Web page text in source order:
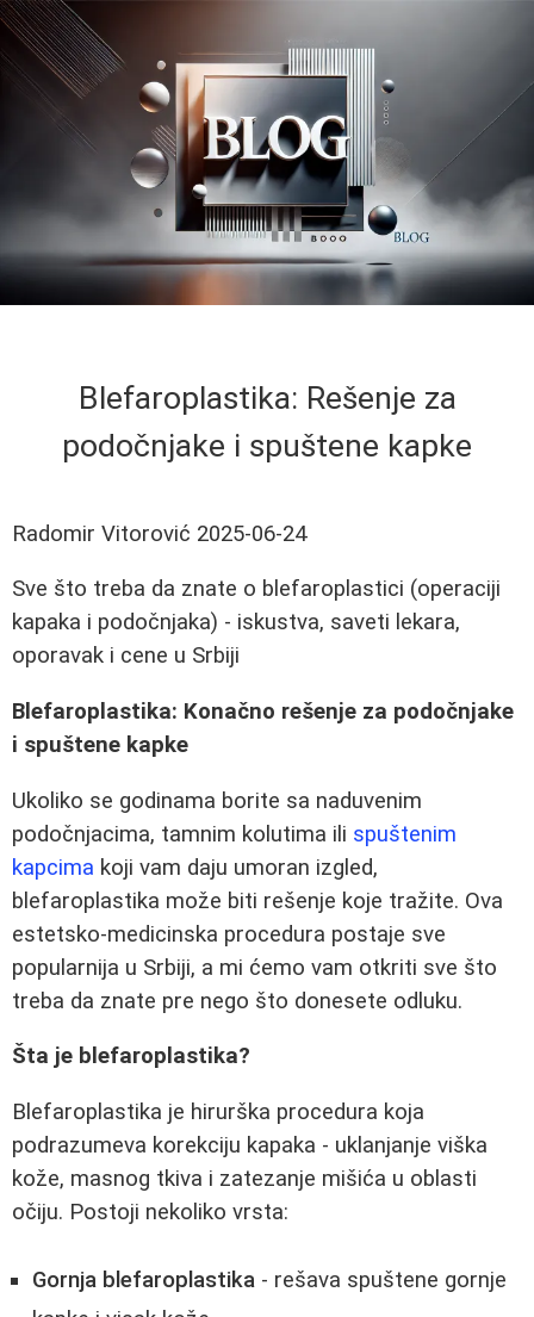
Blefaroplastika: Rešenje za
podočnjake i spuštene kapke
Radomir Vitorović 2025-06-24
Sve što treba da znate o blefaroplastici (operaciji
kapaka i podočnjaka) - iskustva, saveti lekara,
oporavak i cene u Srbiji
Blefaroplastika: Konačno rešenje za podočnjake
i spuštene kapke
Ukoliko se godinama borite sa naduvenim
podočnjacima, tamnim kolutima ili spuštenim
kapcima koji vam daju umoran izgled,
blefaroplastika može biti rešenje koje tražite. Ova
estetsko-medicinska procedura postaje sve
popularnija u Srbiji, a mi ćemo vam otkriti sve što
treba da znate pre nego što donesete odluku.
Šta je blefaroplastika?
Blefaroplastika je hirurška procedura koja
podrazumeva korekciju kapaka - uklanjanje viška
kože, masnog tkiva i zatezanje mišića u oblasti
očiju. Postoji nekoliko vrsta:
Gornja blefaroplastika - rešava spuštene gornje